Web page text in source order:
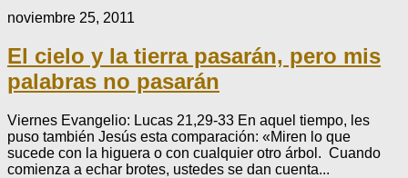
noviembre 25, 2011
El cielo y la tierra pasarán, pero mis
palabras no pasarán
Viernes Evangelio: Lucas 21,29-33 En aquel tiempo, les
puso también Jesús esta comparación: «Miren lo que
sucede con la higuera o con cualquier otro árbol. Cuando
comienza a echar brotes, ustedes se dan cuenta...